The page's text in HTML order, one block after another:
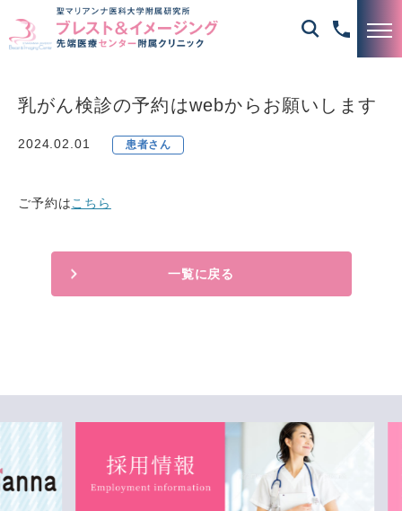
乳がん検診の予約はwebからお願いします
2024.02.01 患者さん
ご予約はこちら
一覧に戻る